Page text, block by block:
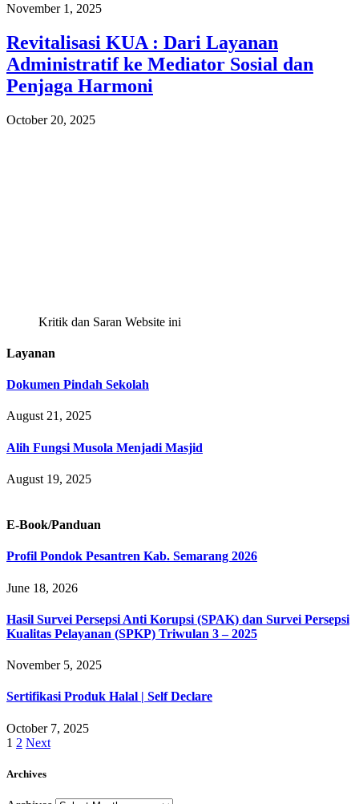
November 1, 2025
Revitalisasi KUA : Dari Layanan
Administratif ke Mediator Sosial dan
Penjaga Harmoni
October 20, 2025
Kritik dan Saran Website ini
Layanan
Dokumen Pindah Sekolah
August 21, 2025
Alih Fungsi Musola Menjadi Masjid
August 19, 2025
E-Book/Panduan
Profil Pondok Pesantren Kab. Semarang 2026
June 18, 2026
Hasil Survei Persepsi Anti Korupsi (SPAK) dan Survei Persepsi
Kualitas Pelayanan (SPKP) Triwulan 3 – 2025
November 5, 2025
Sertifikasi Produk Halal | Self Declare
October 7, 2025
1 2 Next
Archives